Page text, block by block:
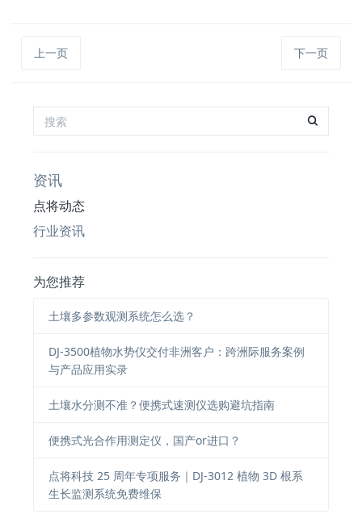
上一页 下一页
资讯
点将动态
行业资讯
为您推荐
土壤多参数观测系统怎么选？
DJ-3500植物水势仪交付非洲客户：跨洲际服务案例
与产品应用实录
土壤水分测不准？便携式速测仪选购避坑指南
便携式光合作用测定仪，国产or进口？
点将科技 25 周年专项服务｜DJ-3012 植物 3D 根系
生长监测系统免费维保